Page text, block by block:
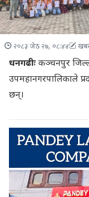
२०८३ जेठ २७, ०८:४४
धनगढीःकञ्चनपुर
उपमहानगरपालिकाले
छन्।